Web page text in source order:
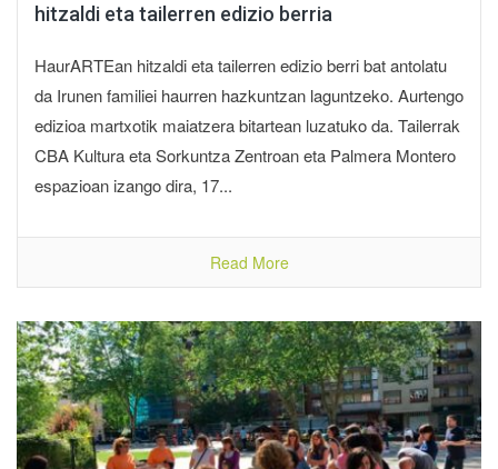
hitzaldi eta tailerren edizio berria
HaurARTEan hitzaldi eta tailerren edizio berri bat antolatu
da Irunen familiei haurren hazkuntzan laguntzeko. Aurtengo
edizioa martxotik maiatzera bitartean luzatuko da. Tailerrak
CBA Kultura eta Sorkuntza Zentroan eta Palmera Montero
espazioan izango dira, 17...
Read More